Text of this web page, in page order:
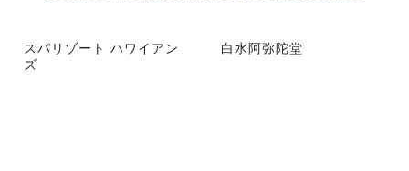
スパリゾート ハワイアン
ズ
白水阿弥陀堂